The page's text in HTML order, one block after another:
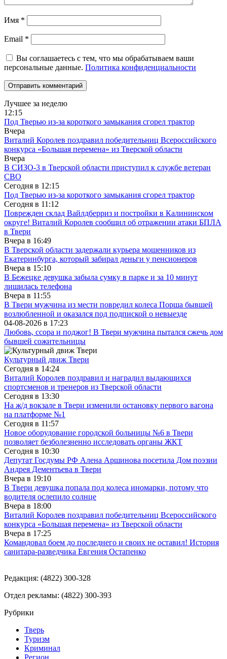
Имя *
Email *
Вы соглашаетесь с тем, что мы обрабатываем ваши
персональные данные. Политика конфиденциальности
Лучшее за неделю
12:15
Под Тверью из-за короткого замыкания сгорел трактор
Вчера
Виталий Королев поздравил победительниц Всероссийского
конкурса «Большая перемена» из Тверской области
Вчера
В СИЗО-3 в Тверской области приступил к службе ветеран
СВО
Сегодня в 12:15
Под Тверью из-за короткого замыкания сгорел трактор
Сегодня в 11:12
Поврежден склад Вайлдберриз и постройки в Калининском
округе! Виталий Королев сообщил об отражении атаки БПЛА
в Твери
Вчера в 16:49
В Тверской области задержали курьера мошенников из
Екатеринбурга, который забирал деньги у пенсионеров
Вчера в 15:10
В Бежецке девушка забыла сумку в парке и за 10 минут
лишилась телефона
Вчера в 11:55
В Твери мужчина из мести повредил колеса Порша бывшей
возлюбленной и оказался под подпиской о невыезде
04-08-2026 в 17:23
Любовь, ссора и поджог! В Твери мужчина пытался сжечь дом
бывшей сожительницы
Культурный движ Твери
Сегодня в 14:24
Виталий Королев поздравил и наградил выдающихся
спортсменов и тренеров из Тверской области
Сегодня в 13:30
На ж/д вокзале в Твери изменили остановку первого вагона
на платформе №1
Сегодня в 11:57
Новое оборудование городской больницы №6 в Твери
позволяет безболезненно исследовать органы ЖКТ
Сегодня в 10:30
Депутат Госдумы РФ Алена Аршинова посетила Дом поэзии
Андрея Дементьева в Твери
Вчера в 19:10
В Твери девушка попала под колеса иномарки, потому что
водителя ослепило солнце
Вчера в 18:00
Виталий Королев поздравил победительниц Всероссийского
конкурса «Большая перемена» из Тверской области
Вчера в 17:25
Командовал боем до последнего и своих не оставил! История
санитара-разведчика Евгения Остапенко
Редакция: (4822) 300-328
Отдел рекламы: (4822) 300-393
Рубрики
Тверь
Туризм
Криминал
Регион